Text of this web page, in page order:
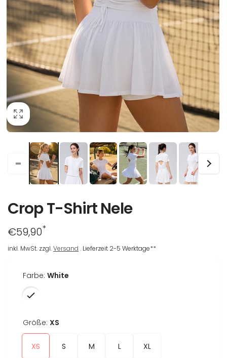
Crop T-Shirt Nele
Regulärer
Preis
€59,90*
inkl. MwSt. zzgl.Versand . Lieferzeit 2-5 Werktage**
Farbe: White
Größe: XS
XS S M L XL